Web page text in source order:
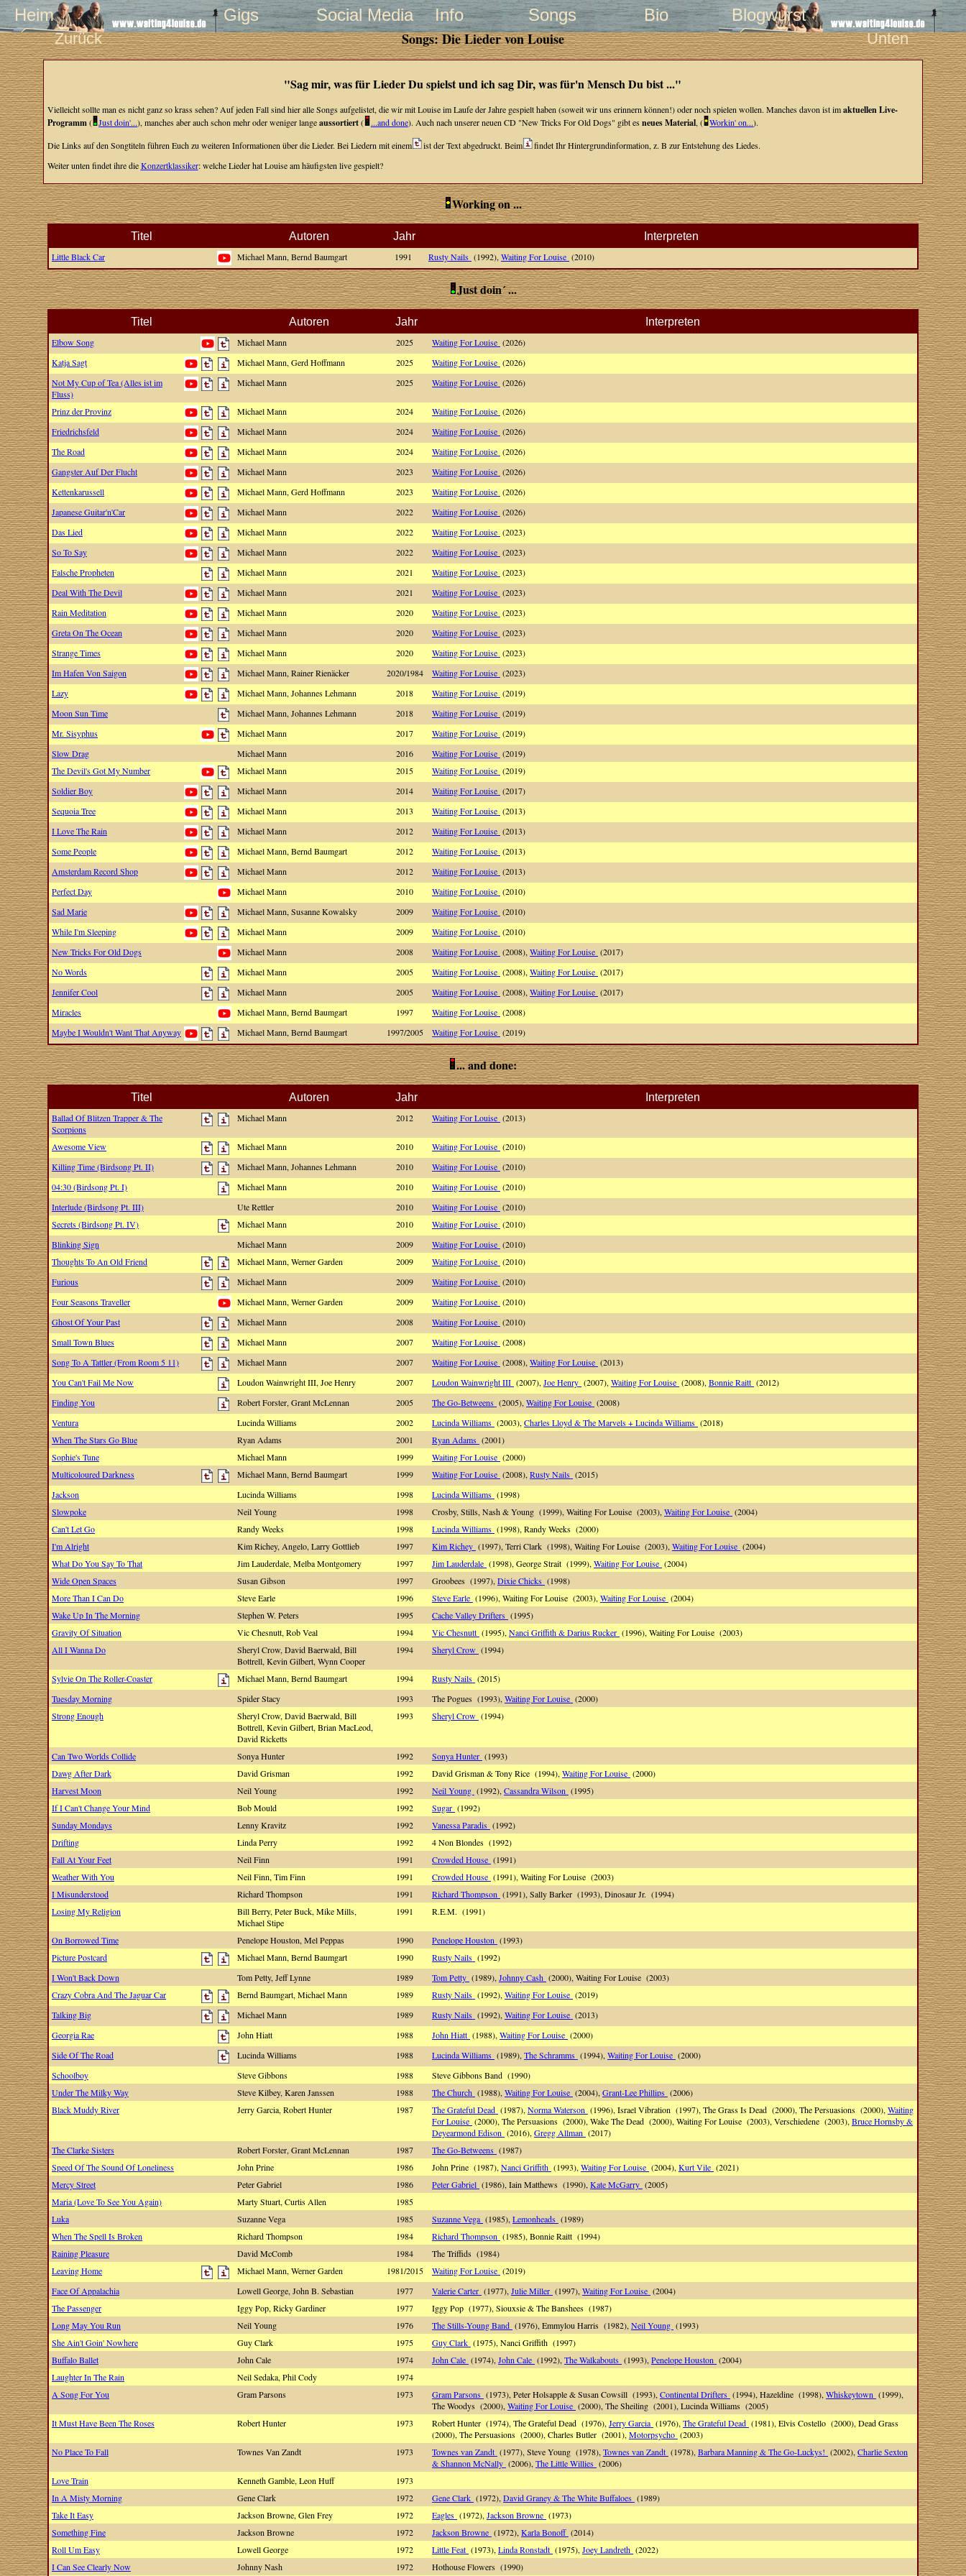
Heim Gigs Social Media Info Songs Bio Blogwurst
Zurück Songs: Die Lieder von Louise Unten
"Sag mir, was für Lieder Du spielst und ich sag Dir, was für'n Mensch Du bist ..."
Vielleicht sollte man es nicht ganz so krass sehen? Auf jeden Fall sind hier alle Songs aufgelistet, die wir mit Louise im Laufe der Jahre gespielt haben (soweit wir uns erinnern können!) oder noch spielen wollen. Manches davon ist imaktuellen Live-
Programm( Just doin'...), manches aber auch schon mehr oder weniger langeaussortiert( ...and done). Auch nach unserer neuen CD "New Tricks For Old Dogs" gibt esneues Material, ( Workin' on...).
Die Links auf den Songtiteln führen Euch zu weiteren Informationen über die Lieder. Bei Liedern mit einem
ist der Text abgedruckt. Beim
findet Ihr Hintergrundinformation, z. B zur Entstehung des Liedes.
Weiter unten findet ihre dieKonzertklassiker: welche Lieder hat Louise am häufigsten live gespielt?
Working on ...
Titel Autoren Jahr Interpreten
Little Black Car Michael Mann, Bernd Baumgart 1991 Rusty Nails (1992), Waiting For Louise (2010)
Just doin´ ...
Titel Autoren Jahr Interpreten
Elbow Song Michael Mann 2025 Waiting For Louise (2026)
Katja Sagt
Michael Mann, Gerd Hoffmann 2025 Waiting For Louise (2026)
Not My Cup of Tea (Alles ist im
Fluss)
Michael Mann 2025 Waiting For Louise (2026)
Prinz der Provinz Michael Mann 2024 Waiting For Louise (2026)
Friedrichsfeld
Michael Mann 2024 Waiting For Louise (2026)
The Road
Michael Mann 2024 Waiting For Louise (2026)
Gangster Auf Der Flucht
Michael Mann 2023 Waiting For Louise (2026)
Kettenkarussell
Michael Mann, Gerd Hoffmann 2023 Waiting For Louise (2026)
Japanese Guitar'n'Car
Michael Mann 2022 Waiting For Louise (2026)
Das Lied
Michael Mann 2022 Waiting For Louise (2023)
So To Say
Michael Mann 2022 Waiting For Louise (2023)
Falsche Propheten
Michael Mann 2021 Waiting For Louise (2023)
Deal With The Devil
Michael Mann 2021 Waiting For Louise (2023)
Rain Meditation
Michael Mann 2020 Waiting For Louise (2023)
Greta On The Ocean
Michael Mann 2020 Waiting For Louise (2023)
Strange Times
Michael Mann 2020 Waiting For Louise (2023)
Im Hafen Von Saigon
Michael Mann, Rainer Rienäcker 2020/1984 Waiting For Louise (2023)
Lazy
Michael Mann, Johannes Lehmann 2018 Waiting For Louise (2019)
Moon Sun Time
Michael Mann, Johannes Lehmann 2018 Waiting For Louise (2019)
Mr. Sisyphus
Michael Mann 2017 Waiting For Louise (2019)
Slow Drag
Michael Mann 2016 Waiting For Louise (2019)
The Devil's Got My Number
Michael Mann 2015 Waiting For Louise (2019)
Soldier Boy
Michael Mann 2014 Waiting For Louise (2017)
Sequoia Tree
Michael Mann 2013 Waiting For Louise (2013)
I Love The Rain
Michael Mann 2012 Waiting For Louise (2013)
Some People
Michael Mann, Bernd Baumgart 2012 Waiting For Louise (2013)
Amsterdam Record Shop
Michael Mann 2012 Waiting For Louise (2013)
Perfect Day
Michael Mann 2010 Waiting For Louise (2010)
Sad Marie
Michael Mann, Susanne Kowalsky 2009 Waiting For Louise (2010)
While I'm Sleeping
Michael Mann 2009 Waiting For Louise (2010)
New Tricks For Old Dogs
Michael Mann 2008 Waiting For Louise (2008), Waiting For Louise (2017)
No Words
Michael Mann 2005 Waiting For Louise (2008), Waiting For Louise (2017)
Jennifer Cool
Michael Mann 2005 Waiting For Louise (2008), Waiting For Louise (2017)
Miracles
Michael Mann, Bernd Baumgart 1997 Waiting For Louise (2008)
Maybe I Wouldn't Want That Anyway
Michael Mann, Bernd Baumgart 1997/2005 Waiting For Louise (2019)
... and done:
Titel Autoren Jahr Interpreten
Ballad Of Blitzen Trapper & The
Scorpions
Michael Mann 2012 Waiting For Louise (2013)
Awesome View Michael Mann 2010 Waiting For Louise (2010)
Killing Time (Birdsong Pt. II)
Michael Mann, Johannes Lehmann 2010 Waiting For Louise (2010)
04:30 (Birdsong Pt. I)
Michael Mann 2010 Waiting For Louise (2010)
Interlude (Birdsong Pt. III)
Ute Rettler 2010 Waiting For Louise (2010)
Secrets (Birdsong Pt. IV)
Michael Mann 2010 Waiting For Louise (2010)
Blinking Sign
Michael Mann 2009 Waiting For Louise (2010)
Thoughts To An Old Friend
Michael Mann, Werner Garden 2009 Waiting For Louise (2010)
Furious
Michael Mann 2009 Waiting For Louise (2010)
Four Seasons Traveller
Michael Mann, Werner Garden 2009 Waiting For Louise (2010)
Ghost Of Your Past
Michael Mann 2008 Waiting For Louise (2010)
Small Town Blues
Michael Mann 2007 Waiting For Louise (2008)
Song To A Tattler (From Room 5 11)
Michael Mann 2007 Waiting For Louise (2008), Waiting For Louise (2013)
You Can't Fail Me Now
Loudon Wainwright III, Joe Henry 2007 Loudon Wainwright III (2007), Joe Henry (2007), Waiting For Louise (2008), Bonnie Raitt (2012)
Finding You
Robert Forster, Grant McLennan 2005 The Go-Betweens (2005), Waiting For Louise (2008)
Ventura
Lucinda Williams 2002 Lucinda Williams (2003), Charles Lloyd & The Marvels + Lucinda Williams (2018)
When The Stars Go Blue
Ryan Adams 2001 Ryan Adams (2001)
Sophie's Tune
Michael Mann 1999 Waiting For Louise (2000)
Multicoloured Darkness
Michael Mann, Bernd Baumgart 1999 Waiting For Louise (2008), Rusty Nails (2015)
Jackson
Lucinda Williams 1998 Lucinda Williams (1998)
Slowpoke
Neil Young 1998 Crosby, Stills, Nash & Young (1999), Waiting For Louise (2003), Waiting For Louise (2004)
Can't Let Go
Randy Weeks 1998 Lucinda Williams (1998), Randy Weeks (2000)
I'm Alright
Kim Richey, Angelo, Larry Gottlieb 1997 Kim Richey (1997), Terri Clark (1998), Waiting For Louise (2003), Waiting For Louise (2004)
What Do You Say To That
Jim Lauderdale, Melba Montgomery 1997 Jim Lauderdale (1998), George Strait (1999), Waiting For Louise (2004)
Wide Open Spaces
Susan Gibson 1997 Groobees (1997), Dixie Chicks (1998)
More Than I Can Do
Steve Earle 1996 Steve Earle (1996), Waiting For Louise (2003), Waiting For Louise (2004)
Wake Up In The Morning
Stephen W. Peters 1995 Cache Valley Drifters (1995)
Gravity Of Situation
Vic Chesnutt, Rob Veal 1994 Vic Chesnutt (1995), Nanci Griffith & Darius Rucker (1996), Waiting For Louise (2003)
All I Wanna Do
Sheryl Crow, David Baerwald, Bill
Bottrell, Kevin Gilbert, Wynn Cooper
1994 Sheryl Crow (1994)
Sylvie On The Roller-Coaster Michael Mann, Bernd Baumgart 1994 Rusty Nails (2015)
Tuesday Morning
Spider Stacy 1993 The Pogues (1993), Waiting For Louise (2000)
Strong Enough
Sheryl Crow, David Baerwald, Bill
Bottrell, Kevin Gilbert, Brian MacLeod,
David Ricketts
1993 Sheryl Crow (1994)
Can Two Worlds Collide Sonya Hunter 1992 Sonya Hunter (1993)
Dawg After Dark
David Grisman 1992 David Grisman & Tony Rice (1994), Waiting For Louise (2000)
Harvest Moon
Neil Young 1992 Neil Young (1992), Cassandra Wilson (1995)
If I Can't Change Your Mind
Bob Mould 1992 Sugar (1992)
Sunday Mondays
Lenny Kravitz 1992 Vanessa Paradis (1992)
Drifting
Linda Perry 1992
4 Non Blondes (1992)
Fall At Your Feet
Neil Finn 1991 Crowded House (1991)
Weather With You
Neil Finn, Tim Finn 1991 Crowded House (1991), Waiting For Louise (2003)
I Misunderstood
Richard Thompson 1991 Richard Thompson (1991), Sally Barker (1993), Dinosaur Jr. (1994)
Losing My Religion
Bill Berry, Peter Buck, Mike Mills,
Michael Stipe
1991 R.E.M. (1991)
On Borrowed Time Penelope Houston, Mel Peppas 1990 Penelope Houston (1993)
Picture Postcard
Michael Mann, Bernd Baumgart 1990 Rusty Nails (1992)
I Won't Back Down
Tom Petty, Jeff Lynne 1989 Tom Petty (1989), Johnny Cash (2000), Waiting For Louise (2003)
Crazy Cobra And The Jaguar Car
Bernd Baumgart, Michael Mann 1989 Rusty Nails (1992), Waiting For Louise (2019)
Talking Big
Michael Mann 1989 Rusty Nails (1992), Waiting For Louise (2013)
Georgia Rae
John Hiatt 1988 John Hiatt (1988), Waiting For Louise (2000)
Side Of The Road
Lucinda Williams 1988 Lucinda Williams (1989), The Schramms (1994), Waiting For Louise (2000)
Schoolboy
Steve Gibbons 1988
Steve Gibbons Band (1990)
Under The Milky Way
Steve Kilbey, Karen Janssen 1988 The Church (1988), Waiting For Louise (2004), Grant-Lee Phillips (2006)
Black Muddy River
Jerry Garcia, Robert Hunter 1987 The Grateful Dead (1987), Norma Waterson (1996), Israel Vibration (1997), The Grass Is Dead (2000), The Persuasions (2000), Waiting
For Louise (2000), The Persuasions (2000), Wake The Dead (2000), Waiting For Louise (2003), Verschiedene (2003), Bruce Hornsby &
Deyearmond Edison (2016), Gregg Allman (2017)
The Clarke Sisters
Robert Forster, Grant McLennan 1987 The Go-Betweens (1987)
Speed Of The Sound Of Loneliness
John Prine 1986 John Prine (1987), Nanci Griffith (1993), Waiting For Louise (2004), Kurt Vile (2021)
Mercy Street
Peter Gabriel 1986 Peter Gabriel (1986), Iain Matthews (1990), Kate McGarry (2005)
Maria (Love To See You Again)
Marty Stuart, Curtis Allen
1985
Luka
Suzanne Vega 1985 Suzanne Vega (1985), Lemonheads (1989)
When The Spell Is Broken
Richard Thompson 1984 Richard Thompson (1985), Bonnie Raitt (1994)
Raining Pleasure
David McComb 1984
The Triffids (1984)
Leaving Home
Michael Mann, Werner Garden 1981/2015 Waiting For Louise (2019)
Face Of Appalachia
Lowell George, John B. Sebastian 1977 Valerie Carter (1977), Julie Miller (1997), Waiting For Louise (2004)
The Passenger
Iggy Pop, Ricky Gardiner 1977
Iggy Pop (1977), Siouxsie & The Banshees (1987)
Long May You Run
Neil Young 1976 The Stills-Young Band (1976), Emmylou Harris (1982), Neil Young (1993)
She Ain't Goin' Nowhere
Guy Clark 1975 Guy Clark (1975), Nanci Griffith (1997)
Buffalo Ballet
John Cale 1974 John Cale (1974), John Cale (1992), The Walkabouts (1993), Penelope Houston (2004)
Laughter In The Rain
Neil Sedaka, Phil Cody
1974
A Song For You
Gram Parsons 1973 Gram Parsons (1973), Peter Holsapple & Susan Cowsill (1993), Continental Drifters (1994), Hazeldine (1998), Whiskeytown (1999),
The Woodys (2000), Waiting For Louise (2000), The Sheiling (2001), Lucinda Williams (2005)
It Must Have Been The Roses
Robert Hunter 1973 Robert Hunter (1974), The Grateful Dead (1976), Jerry Garcia (1976), The Grateful Dead (1981), Elvis Costello (2000), Dead Grass
(2000), The Persuasions (2000), Charles Butler (2001), Motorpsycho (2003)
No Place To Fall
Townes Van Zandt 1973 Townes van Zandt (1977), Steve Young (1978), Townes van Zandt (1978), Barbara Manning & The Go-Luckys! (2002), Charlie Sexton
& Shannon McNally (2006), The Little Willies (2006)
Love Train
Kenneth Gamble, Leon Huff
1973
In A Misty Morning
Gene Clark 1972 Gene Clark (1972), David Graney & The White Buffaloes (1989)
Take It Easy
Jackson Browne, Glen Frey 1972 Eagles (1972), Jackson Browne (1973)
Something Fine
Jackson Browne 1972 Jackson Browne (1972), Karla Bonoff (2014)
Roll Um Easy
Lowell George 1972 Little Feat (1973), Linda Ronstadt (1975), Joey Landreth (2022)
I Can See Clearly Now
Johnny Nash 1972 Hothouse Flowers (1990)